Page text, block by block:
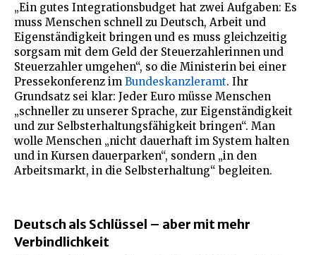
„Ein gutes Integrationsbudget hat zwei Aufgaben: Es
muss Menschen schnell zu Deutsch, Arbeit und
Eigenständigkeit bringen und es muss gleichzeitig
sorgsam mit dem Geld der Steuerzahlerinnen und
Steuerzahler umgehen“, so die Ministerin bei einer
Pressekonferenz im Bundeskanzleramt. Ihr
Grundsatz sei klar: Jeder Euro müsse Menschen
„schneller zu unserer Sprache, zur Eigenständigkeit
und zur Selbsterhaltungsfähigkeit bringen“. Man
wolle Menschen „nicht dauerhaft im System halten
und in Kursen dauerparken“, sondern „in den
Arbeitsmarkt, in die Selbsterhaltung“ begleiten.
Deutsch als Schlüssel – aber mit mehr
Verbindlichkeit